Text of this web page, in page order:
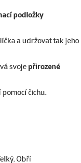
podložky
a udržovat tak jeho
svojepřirozené
čichu.
Obří